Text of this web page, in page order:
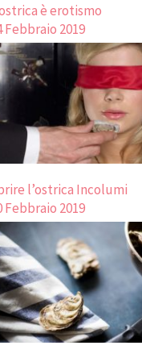
è erotismo
Febbraio 2019
l’ostrica Incolumi
Febbraio 2019